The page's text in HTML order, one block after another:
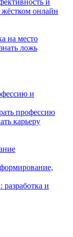
и
жёстком онлайн
на место
ложь
и
профессию
карьеру
и